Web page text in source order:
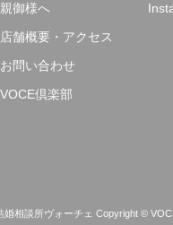
親御様へ
店舗概要・アクセス
お問い合わせ
VOCE倶楽部
婚相談所ヴォーチェ Copyright ©